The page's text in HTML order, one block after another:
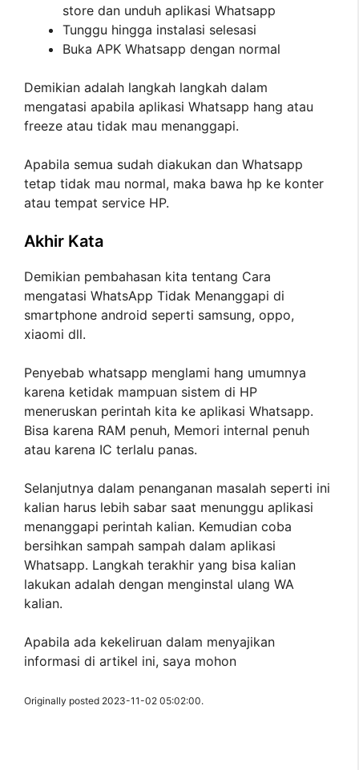
store dan unduh aplikasi Whatsapp
Tunggu hingga instalasi selesasi
Buka APK Whatsapp dengan normal
Demikian adalah langkah langkah dalam
mengatasi apabila aplikasi Whatsapp hang atau
freeze atau tidak mau menanggapi.
Apabila semua sudah diakukan dan Whatsapp
tetap tidak mau normal, maka bawa hp ke konter
atau tempat service HP.
Akhir Kata
Demikian pembahasan kita tentang Cara
mengatasi WhatsApp Tidak Menanggapi di
smartphone android seperti samsung, oppo,
xiaomi dll.
Penyebab whatsapp menglami hang umumnya
karena ketidak mampuan sistem di HP
meneruskan perintah kita ke aplikasi Whatsapp.
Bisa karena RAM penuh, Memori internal penuh
atau karena IC terlalu panas.
Selanjutnya dalam penanganan masalah seperti ini
kalian harus lebih sabar saat menunggu aplikasi
menanggapi perintah kalian. Kemudian coba
bersihkan sampah sampah dalam aplikasi
Whatsapp. Langkah terakhir yang bisa kalian
lakukan adalah dengan menginstal ulang WA
kalian.
Apabila ada kekeliruan dalam menyajikan
informasi di artikel ini, saya mohon
Originally posted 2023-11-02 05:02:00.